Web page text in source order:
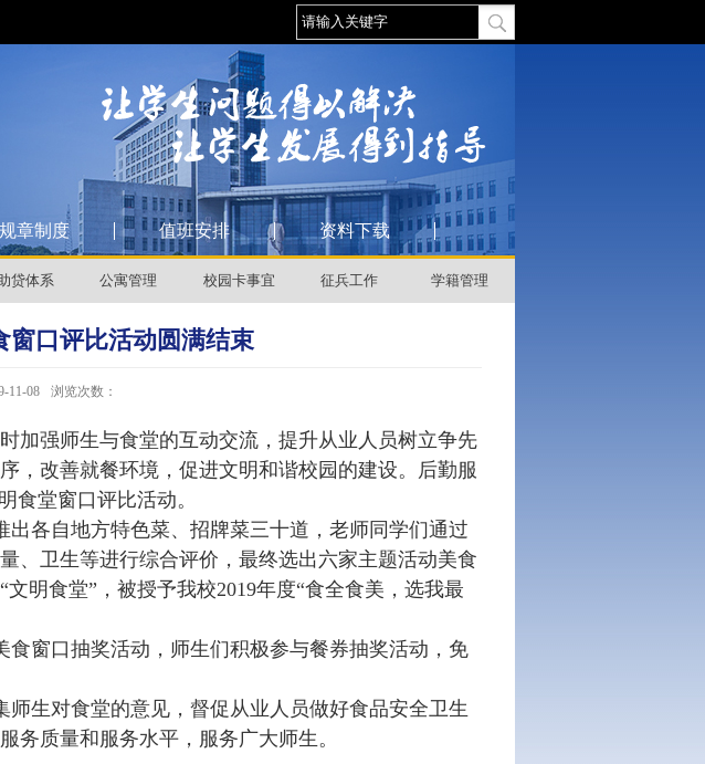
规章制度 值班安排 资料下载
贷体系 公寓管理 校园卡事宜 征兵工作 学籍管理
窗口评比活动圆满结束
11-08 浏览次数：
加强师生与食堂的互动交流，提升从业人员树立争先
，改善就餐环境，促进文明和谐校园的建设。后勤服
食堂窗口评比活动。
各自地方特色菜、招牌菜三十道，老师同学们通过
、卫生等进行综合评价，最终选出六家主题活动美食
“文明食堂”，被授予我校2019年度“食全食美，选我最
窗口抽奖活动，师生们积极参与餐券抽奖活动，免
生对食堂的意见，督促从业人员做好食品安全卫生
务质量和服务水平，服务广大师生。